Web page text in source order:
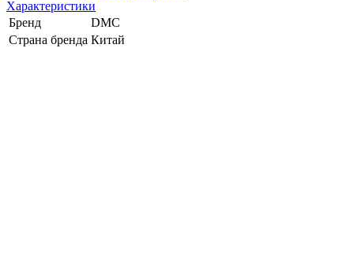
Характеристики
Бренд
DMC
Страна бренда Китай